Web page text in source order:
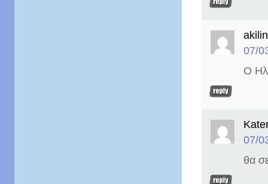
07/
Ο
07/
θα